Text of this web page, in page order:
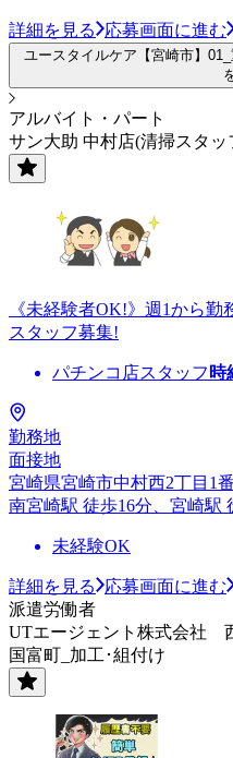
詳細を見る 応募画面に進む
ユースタイルケア【宮崎市】
アルバイト・パート
サン大助 中村店(清掃スタッ
《未経験者OK!》週1から
スタッフ募集!
パチンコ店スタッフ 時
勤務地
面接地
宮崎県宮崎市中村西2丁目1
南宮崎駅 徒歩16分、宮崎駅
未経験OK
詳細を見る
応募画面に進む
派遣労働者
UTエージェント株式会社
国富町_加工･組付け